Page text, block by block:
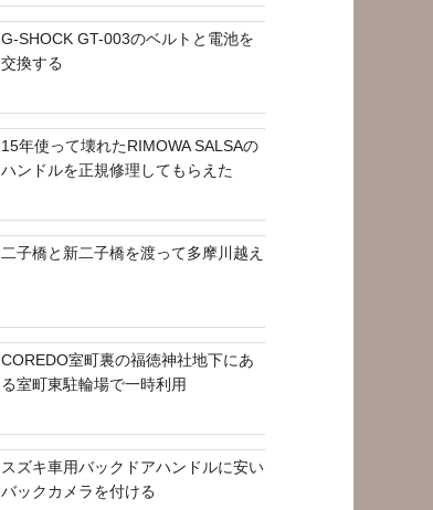
G-SHOCK GT-003のベルトと電池を
交換する
15年使って壊れたRIMOWA SALSAの
ハンドルを正規修理してもらえた
二子橋と新二子橋を渡って多摩川越え
COREDO室町裏の福徳神社地下にあ
る室町東駐輪場で一時利用
スズキ車用バックドアハンドルに安い
バックカメラを付ける